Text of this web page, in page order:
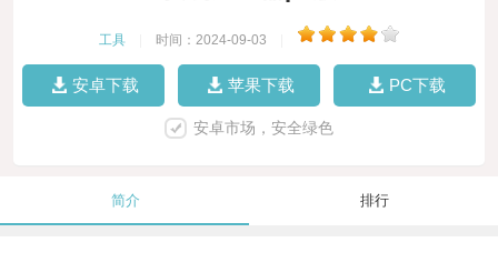
工具 时间：2024-09-03
安卓下载 苹果下载 PC下载
安卓市场，安全绿色
简介 排行